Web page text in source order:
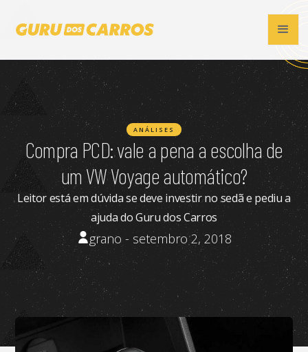
ANÁLISES
Compra PCD: vale a pena a escolha de
um VW Voyage automático?
Leitor está em dúvida se deve investir no sedã e pediu a
ajuda do Guru dos Carros
grano - setembro 2, 2018